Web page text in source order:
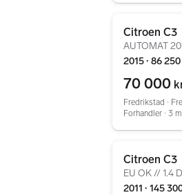
Citroen C3
2015 ∙ 86
70 000
Fredrikstad ∙
Forhandler ∙ 3
Citroen C3
2011 ∙ 145